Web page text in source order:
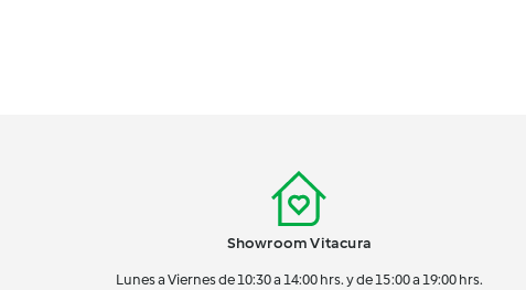
Showroom Vitacura
Lunes a Viernes de 10:30 a 14:00 hrs. y de 15:00 a 19:00 hrs.